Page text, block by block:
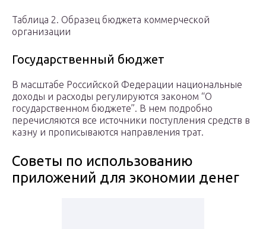
Таблица 2. Образец бюджета коммерческой
организации
Государственный бюджет
В масштабе Российской Федерации национальные
доходы и расходы регулируются законом “О
государственном бюджете”. В нем подробно
перечисляются все источники поступления средств в
казну и прописываются направления трат.
Советы по использованию
приложений для экономии денег